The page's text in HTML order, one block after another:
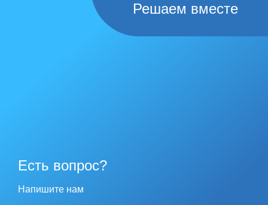
Решаем вместе
Есть вопрос?
Напишите нам